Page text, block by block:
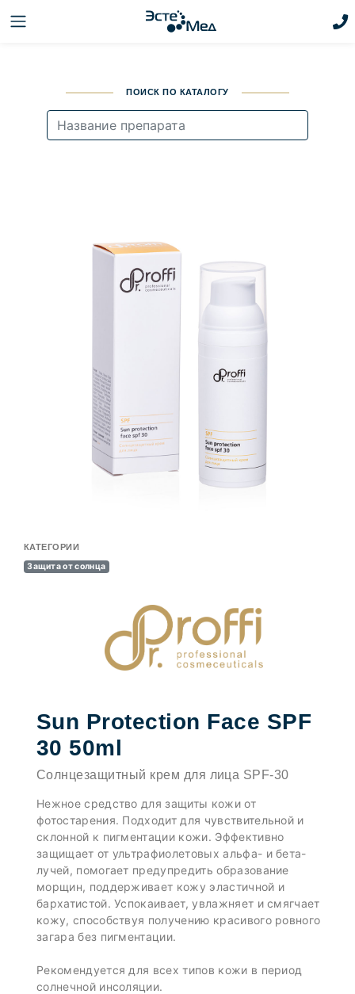
ПОИСК ПО КАТАЛОГУ
КАТЕГОРИИ
Защита от солнца
Sun Protection Face SPF
30 50ml
Солнцезащитный крем для лица SPF-30
Нежное средство для защиты кожи от
фотостарения. Подходит для чувствительной и
склонной к пигментации кожи. Эффективно
защищает от ультрафиолетовых альфа- и бета-
лучей, помогает предупредить образование
морщин, поддерживает кожу эластичной и
бархатистой. Успокаивает, увлажняет и смягчает
кожу, способствуя получению красивого ровного
загара без пигментации.
Рекомендуется для всех типов кожи в период
солнечной инсоляции.